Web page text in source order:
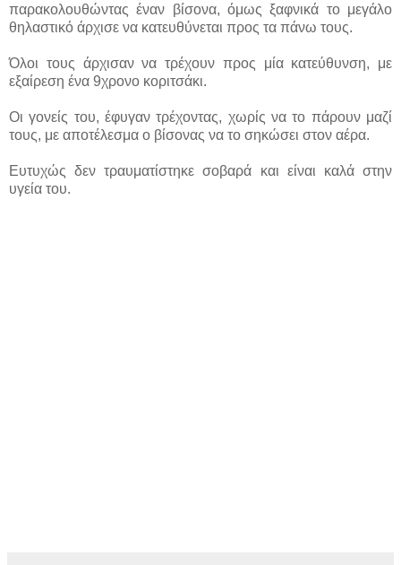
παρακολουθώντας έναν βίσονα, όμως ξαφνικά το μεγάλο
θηλαστικό άρχισε να κατευθύνεται προς τα πάνω τους.
Όλοι τους άρχισαν να τρέχουν προς μία κατεύθυνση, με
εξαίρεση ένα 9χρονο κοριτσάκι.
Οι γονείς του, έφυγαν τρέχοντας, χωρίς να το πάρουν μαζί
τους, με αποτέλεσμα ο βίσονας να το σηκώσει στον αέρα.
Ευτυχώς δεν τραυματίστηκε σοβαρά και είναι καλά στην
υγεία του.